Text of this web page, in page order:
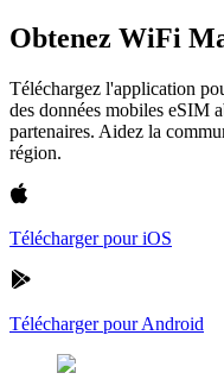
Obtenez WiFi
Téléchargez l'application
des données mobiles eSIM
partenaires. Aidez la
région.
Télécharger pour iOS
Télécharger pour Android